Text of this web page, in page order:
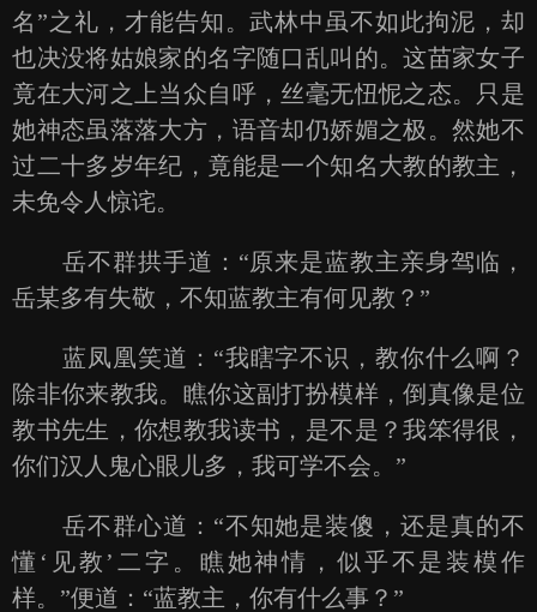
名”之礼，才能告知。武林中虽不如此拘泥，却
也决没将姑娘家的名字随口乱叫的。这苗家女子
竟在大河之上当众自呼，丝毫无忸怩之态。只是
她神态虽落落大方，语音却仍娇媚之极。然她不
过二十多岁年纪，竟能是一个知名大教的教主，
未免令人惊诧。
岳不群拱手道：“原来是蓝教主亲身驾临，
岳某多有失敬，不知蓝教主有何见教？”
蓝凤凰笑道：“我瞎字不识，教你什么啊？
除非你来教我。瞧你这副打扮模样，倒真像是位
教书先生，你想教我读书，是不是？我笨得很，
你们汉人鬼心眼儿多，我可学不会。”
岳不群心道：“不知她是装傻，还是真的不
懂‘见教’二字。瞧她神情，似乎不是装模作
样。”便道：“蓝教主，你有什么事？”